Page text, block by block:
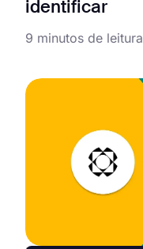
identificar
9 minutos de leitura